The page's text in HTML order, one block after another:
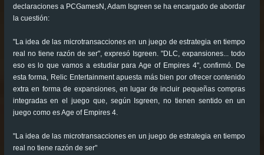
declaraciones a PCGamesN, Adam Isgreen se ha encargado de abordar
la cuestión:
"La idea de las microtransacciones en un juego de estrategia en tiempo
real no tiene razón de ser", expresó Isgreen. "DLC, expansiones... todo
eso es lo que vamos a estudiar para Age of Empires 4", confirmó. De
esta forma, Relic Entertainment apuesta más bien por ofrecer contenido
extra en forma de expansiones, en lugar de incluir pequeñas compras
integradas en el juego que, según Isgreen, no tienen sentido en un
juego como es Age of Empires 4.
"La idea de las microtransacciones en un juego de estrategia en tiempo
real no tiene razón de ser"